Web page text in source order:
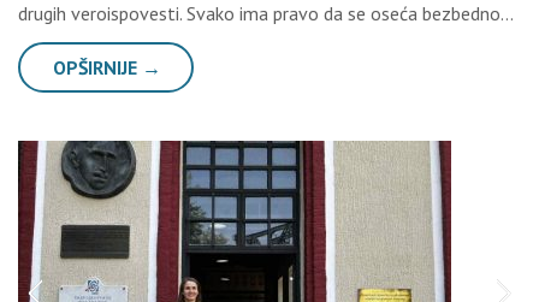
drugih veroispovesti. Svako ima pravo da se oseća bezbedno…
OPŠIRNIJE →